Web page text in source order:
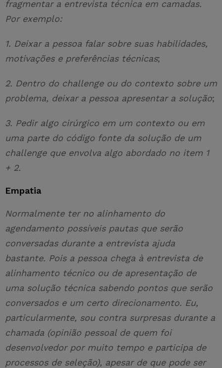
fragmentar a entrevista técnica em camadas.
Por exemplo:
1. Deixar a pessoa falar sobre suas habilidades,
motivações e preferências técnicas;
2. Dentro do challenge ou do contexto sobre um
problema, deixar a pessoa apresentar a solução;
3. Pedir algo cirúrgico em um contexto ou em
uma parte do código fonte da solução de um
challenge que envolva algo abordado no item 1
+ 2.
Empatia
Normalmente ter no alinhamento do
agendamento possíveis pautas que serão
conversadas durante a entrevista ajuda
bastante. Pois a pessoa chega à entrevista de
alinhamento técnico ou de apresentação de
uma solução técnica sabendo pontos que serão
conversados e um certo direcionamento. Eu,
particularmente, sou contra surpresas durante a
chamada (opinião pessoal de quem foi
desenvolvedor por muito tempo e participa de
processos de seleção), apesar de que pode ser